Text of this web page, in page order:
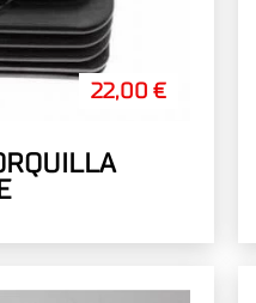
22,00 €